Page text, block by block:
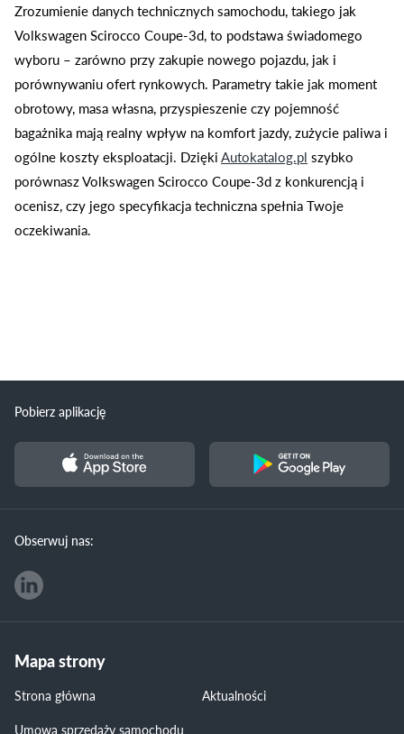
Zrozumienie danych technicznych samochodu, takiego jak
Volkswagen Scirocco Coupe-3d, to podstawa świadomego
wyboru – zarówno przy zakupie nowego pojazdu, jak i
porównywaniu ofert rynkowych. Parametry takie jak moment
obrotowy, masa własna, przyspieszenie czy pojemność
bagażnika mają realny wpływ na komfort jazdy, zużycie paliwa i
ogólne koszty eksploatacji. DziękiAutokatalog.pl szybko
porównasz Volkswagen Scirocco Coupe-3d z konkurencją i
ocenisz, czy jego specyfikacja techniczna spełnia Twoje
oczekiwania.
Pobierz aplikację
Obserwuj nas:
Mapa strony
Strona główna
Aktualności
Umowa sprzedaży samochodu